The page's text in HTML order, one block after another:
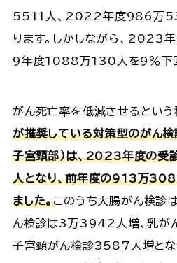
5511人、2022年度986万
ります。しかしながら、2023
9年度1088万130人を9％下回
がん死亡率を低減させるとい
が推奨している対策型のがん検
子宮頸部）は、2023年度の
人となり、前年度の913万
ました。このうち大腸がん検
ん検診は3万3942人増、乳が
子宮頸がん検診3587人増とな